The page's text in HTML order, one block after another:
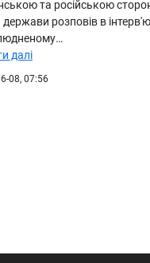
та російською
держави розповів в
далі
08, 07:56